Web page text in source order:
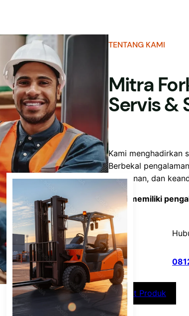
TENTANG KAMI
Mitra
Servis &
Kami menghadirkan
Berbekal
keamanan, dan
Kami memiliki
Lihat Produk